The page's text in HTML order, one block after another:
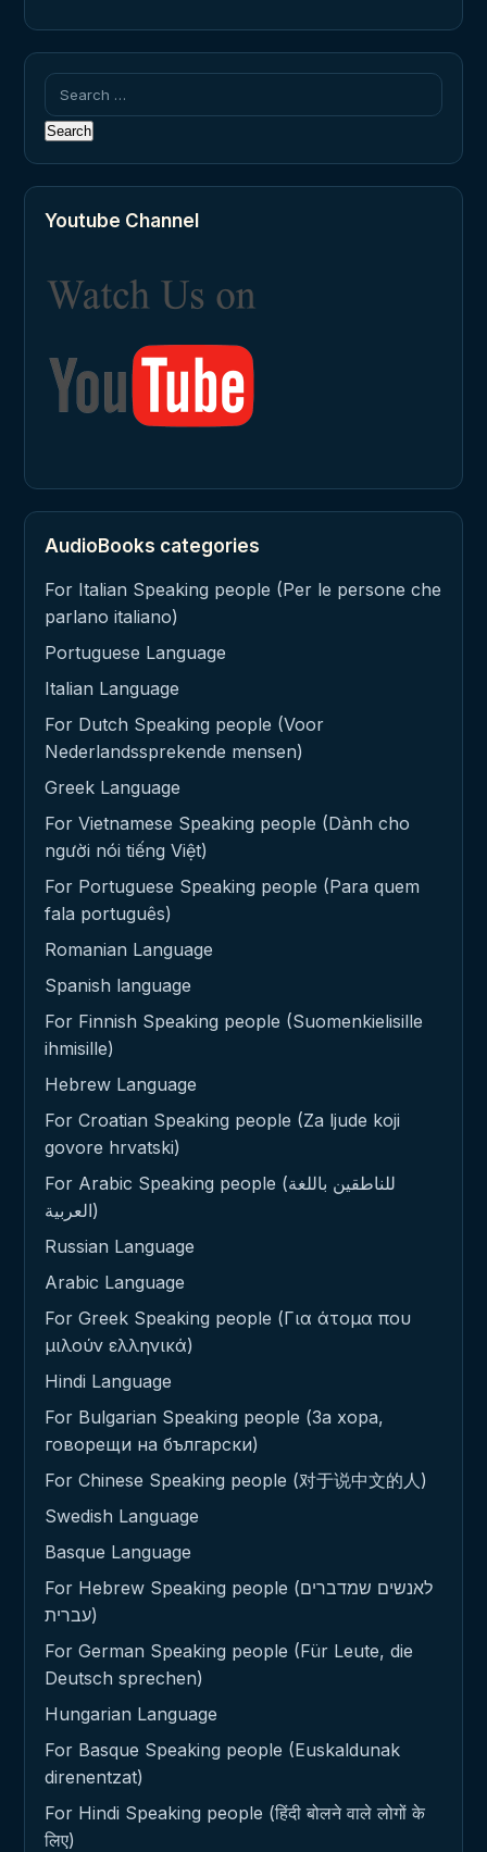
Search
for:
Youtube Channel
AudioBooks categories
For Italian Speaking people (Per le persone che
parlano italiano)
Portuguese Language
Italian Language
For Dutch Speaking people (Voor
Nederlandssprekende mensen)
Greek Language
For Vietnamese Speaking people (Dành cho
người nói tiếng Việt)
For Portuguese Speaking people (Para quem
fala português)
Romanian Language
Spanish language
For Finnish Speaking people (Suomenkielisille
ihmisille)
Hebrew Language
For Croatian Speaking people (Za ljude koji
govore hrvatski)
For Arabic Speaking people (للناطقين باللغة
العربية)
Russian Language
Arabic Language
For Greek Speaking people (Για άτομα που
μιλούν ελληνικά)
Hindi Language
For Bulgarian Speaking people (За хора,
говорещи на български)
For Chinese Speaking people (对于说中文的人)
Swedish Language
Basque Language
For Hebrew Speaking people (לאנשים שמדברים
עברית)
For German Speaking people (Für Leute, die
Deutsch sprechen)
Hungarian Language
For Basque Speaking people (Euskaldunak
direnentzat)
For Hindi Speaking people (हिंदी बोलने वाले लोगों के
लिए)